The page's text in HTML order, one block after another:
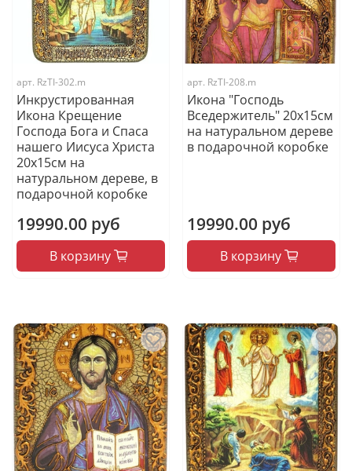
арт. RzTI-302.m
Инкрустированная
Икона Крещение
Господа Бога и Спаса
нашего Иисуса Христа
20х15см на
натуральном дереве, в
подарочной коробке
19990.00 руб
В корзину
арт. RzTI-208.m
Икона "Господь
Вседержитель" 20х15см
на натуральном дереве
в подарочной коробке
19990.00 руб
В корзину